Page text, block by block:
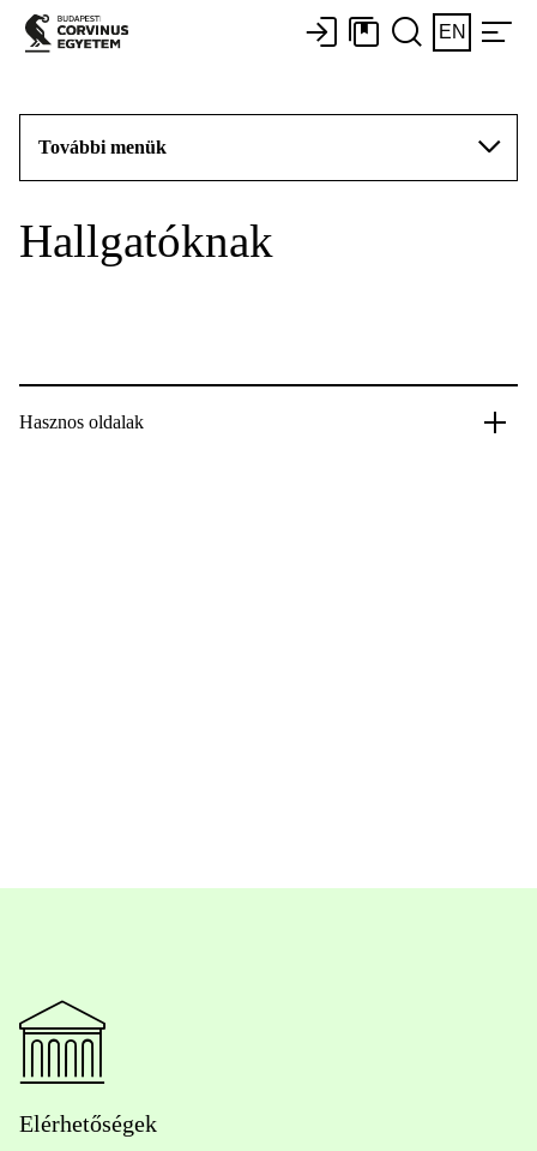
EN
További menük
Hallgatóknak
Hasznos oldalak
Elérhetőségek